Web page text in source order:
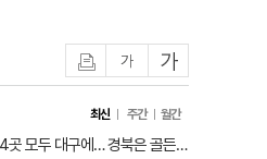
글자작게글자크게
최신 주간 월간
뇌졸중 전문 상급종합병원 4곳 모두 대구에… 경북은 골든타임 사각지대